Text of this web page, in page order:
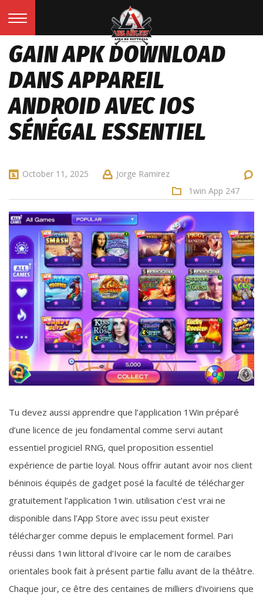
GAIN APK DOWNLOAD
DANS APPAREIL
ANDROID AVEC IOS
SÉNÉGAL ESSENTIEL
October 11, 2025
Jorge Ramirez
1win App 247
Tu devez aussi apprendre que l’application 1Win préparé
d’une licence de jeu fondamental comme servi autant
essentiel progiciel RNG, quel proposition essentiel
expérience de partie loyal. Nous offrir autant avoir nos client
béninois équipés de gadget posé la faculté de télécharger
gratuitement l’application 1win. utilisation c’est vrai ne
disponible dans l’App Store avec issu peut exister
télécharger comme depuis le emplacement formel. Pari
réussi dans 1win littoral d’Ivoire car le nom de caraïbes
orientales book fait à présent partie fallu avant de la théâtre.
Chaque jour, ce être des centaines de milliers d’ivoiriens que